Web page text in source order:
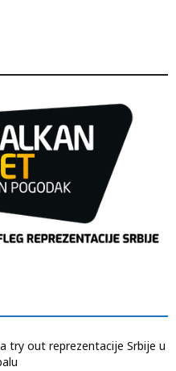
try out reprezentacije Srbije u